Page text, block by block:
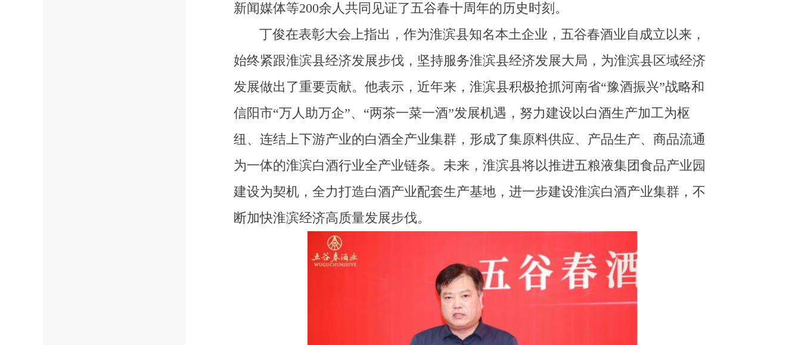
新闻媒体等200余人共同见证了五谷春十周年的历史时刻。
丁俊在表彰大会上指出 ， 作为淮滨县知名本土企业，五谷春酒业自成立以来，
始终紧跟淮滨县经济发展步伐，坚持服务淮滨县经济发展大局，为淮滨县区域经济
发展做出了重要贡献。他表示，近年来，淮滨县积极抢抓河南省“豫酒振兴”战略和
信阳市“万人助万企”、“两茶一菜一酒”发展机遇，努力建设以白酒生产加工为枢
纽、连结上下游产业的白酒全产业集群，形成了集原料供应、产品生产、商品流通
为一体的淮滨白酒行业全产业链条。未来，淮滨县将以推进五粮液集团食品产业园
建设为契机，全力打造白酒产业配套生产基地，进一步建设淮滨白酒产业集群， 不
断加快淮滨经济高质量发展步伐。